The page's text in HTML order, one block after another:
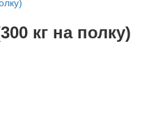
кг на полку)